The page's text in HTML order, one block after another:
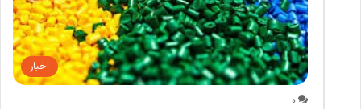
اخبار
0